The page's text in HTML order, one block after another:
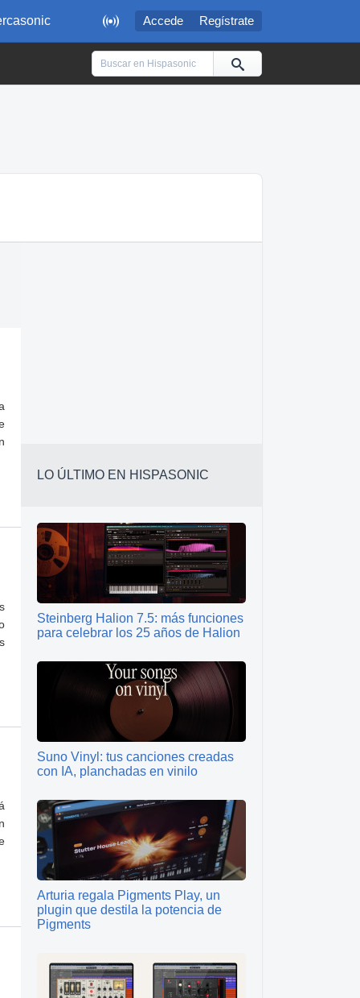
 Accede Regístrate
LO ÚLTIMO EN HISPASONIC
Steinberg Halion 7.5: más funciones
para celebrar los 25 años de Halion
Suno Vinyl: tus canciones creadas
con IA, planchadas en vinilo
Arturia regala Pigments Play, un
plugin que destila la potencia de
Pigments